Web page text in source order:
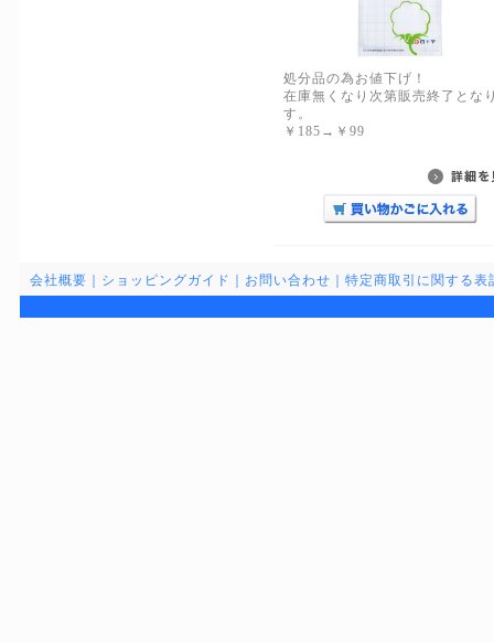
処分品の為お値下げ！
在庫無くなり次第販売終了とな
す。
￥185→￥99
会社概要 ショッピングガイド お問い合わせ ｜特定商取引に関する表